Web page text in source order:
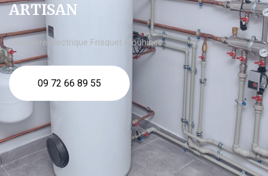
ARTISAN
chaudière électrique Frisquet Plouhinec
09 72 66 89 55